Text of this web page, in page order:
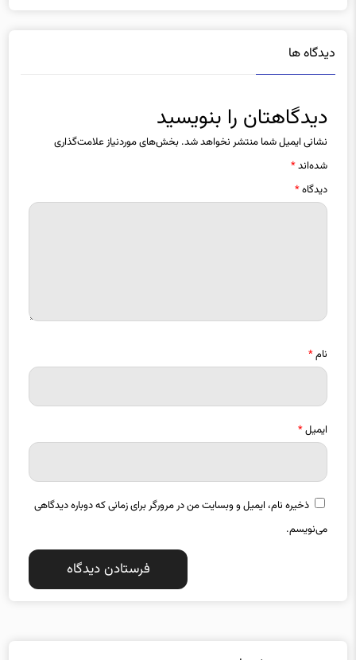
دیدگاه ها
دیدگاهتان را بنویسید
نشانی ایمیل شما منتشر نخواهد شد. بخش‌های موردنیاز علامت‌گذاری
شده‌اند*
دیدگاه*
نام*
ایمیل*
ذخیره نام، ایمیل و وبسایت من در مرورگر برای زمانی که دوباره دیدگاهی
می‌نویسم.